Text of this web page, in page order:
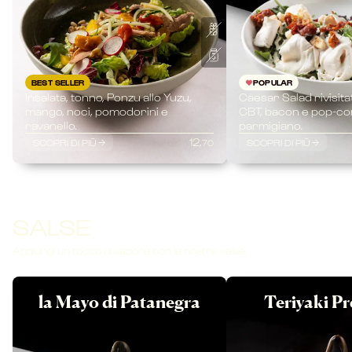
BEST SELLER
Insalata, tonno, Ponzu allo Yuzu,
mango, noci, pomodorini e
ravanello.
SCOPRI DI PIÙ 12,70
POPULAR
Caesar Salad
CBT, bacon e pop-
parmigiano.
SCOPRI DI PIÙ
SALSE
la Mayo di Patanegra Teriyaki